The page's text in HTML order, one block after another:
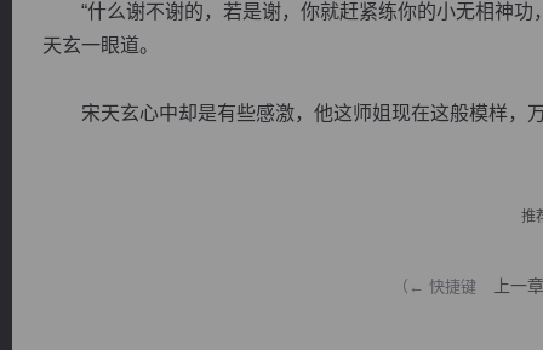
“什么谢不谢的，若是谢，你就赶紧练你的小无相神功
天玄一眼道。
宋天玄心中却是有些感激，他这师姐现在这般模样，
推
（← 快捷键 上一章